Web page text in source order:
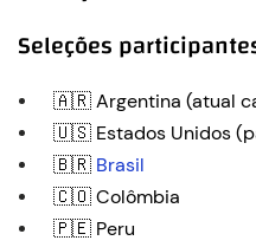
Seleções
🇦🇷 Argentina (atual
🇺🇸 Estados Unidos
🇧🇷 Brasil
🇨🇴 Colômbia
🇵🇪 Peru